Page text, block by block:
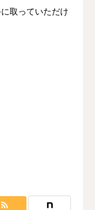
取っていただけ